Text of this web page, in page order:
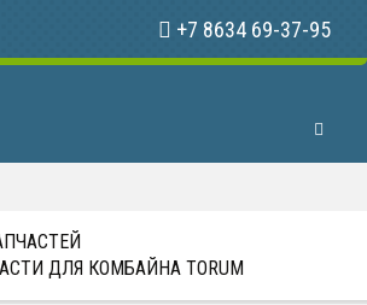
+7 8634 69-37-95
Toggle
ДЛЯ КОМБАЙНА TORUM